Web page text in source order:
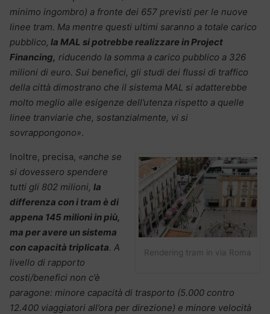
minimo ingombro) a fronte dei 657 previsti per le nuove
linee tram. Ma mentre questi ultimi saranno a totale carico
pubblico, la MAL si potrebbe realizzare in Project
Financing, riducendo la somma a carico pubblico a 326
milioni di euro. Sui benefici, gli studi dei flussi di traffico
della città dimostrano che il sistema MAL si adatterebbe
molto meglio alle esigenze dell’utenza rispetto a quelle
linee tranviarie che, sostanzialmente, vi si
sovrappongono».
Rendering tram in via Roma
Inoltre, precisa, «anche se
si dovessero spendere
tutti gli 802 milioni, la
differenza con i tram è di
appena 145 milioni in più,
ma per avere un sistema
con capacità triplicata. A
livello di rapporto
costi/benefici non c’è
paragone: minore capacità di trasporto (5.000 contro
12.400 viaggiatori all’ora per direzione) e minore velocità